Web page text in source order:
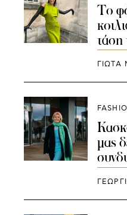
Το
τάση
μας